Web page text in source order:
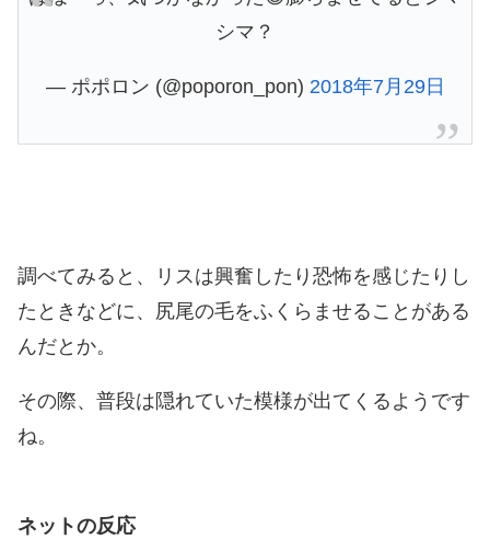
シマ？
— ポポロン (@poporon_pon) 2018年7月29日
調べてみると、リスは興奮したり恐怖を感じたりし
たときなどに、尻尾の毛をふくらませることがある
んだとか。
その際、普段は隠れていた模様が出てくるようです
ね。
ネットの反応